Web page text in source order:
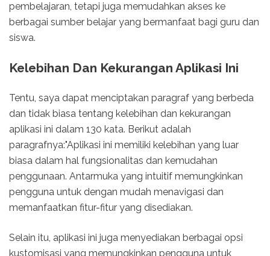
pembelajaran, tetapi juga memudahkan akses ke
berbagai sumber belajar yang bermanfaat bagi guru dan
siswa.
Kelebihan Dan Kekurangan Aplikasi Ini
Tentu, saya dapat menciptakan paragraf yang berbeda
dan tidak biasa tentang kelebihan dan kekurangan
aplikasi ini dalam 130 kata. Berikut adalah
paragrafnya:"Aplikasi ini memiliki kelebihan yang luar
biasa dalam hal fungsionalitas dan kemudahan
penggunaan. Antarmuka yang intuitif memungkinkan
pengguna untuk dengan mudah menavigasi dan
memanfaatkan fitur-fitur yang disediakan.
Selain itu, aplikasi ini juga menyediakan berbagai opsi
kustomisasi yang memungkinkan pengguna untuk